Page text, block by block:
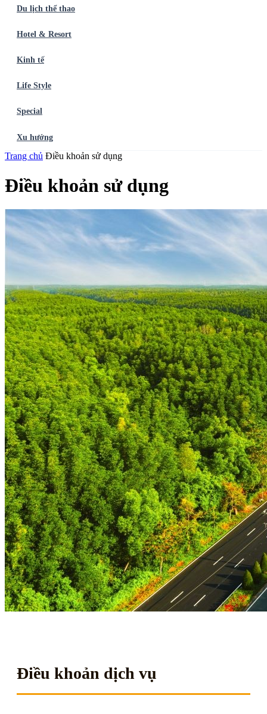
Du lịch thể thao
Hotel & Resort
Kinh tế
Life Style
Special
Xu hướng
Trang chủ Ẩm thựcBalo du lịch
KÝ NGAY
Trang chủ Điều khoản sử dụng
Điều khoản sử dụng
Điều khoản dịch vụ